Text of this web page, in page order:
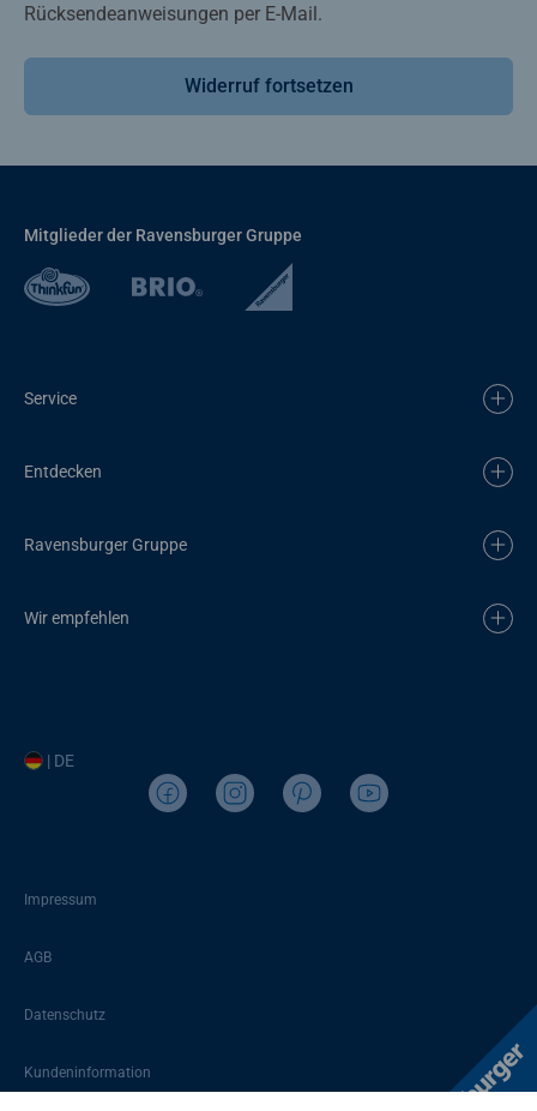
Rücksendeanweisungen per E-Mail.
Widerruf fortsetzen
Mitglieder der Ravensburger Gruppe
Service
Entdecken
Ravensburger Gruppe
Wir empfehlen
| DE
Impressum
AGB
Datenschutz
Kundeninformation